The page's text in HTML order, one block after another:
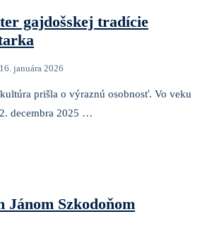
gajdošskej tradície
16. januára 2026
prišla o výraznú osobnosť. Vo veku
decembra 2025 …
Jánom Szkodoňom